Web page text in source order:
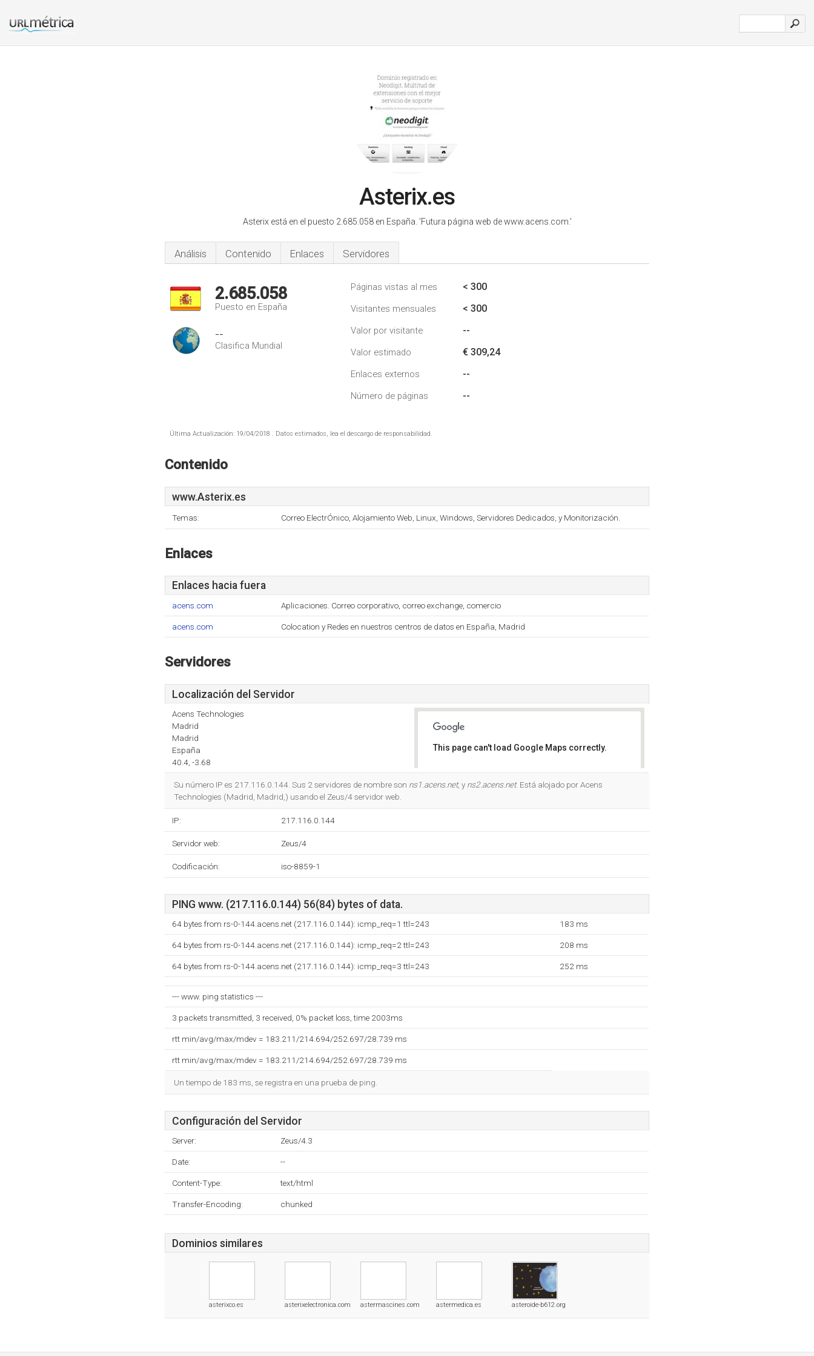
Asterix.es
Asterix está en el puesto 2.685.058 en España. 'Futura página web de www.acens.com.'
Análisis Contenido Enlaces Servidores
2.685.058
Puesto en España
--
Clasifica Mundial
Páginas vistas al mes < 300
Visitantes mensuales < 300
Valor por visitante --
Valor estimado € 309,24
Enlaces externos --
Número de páginas --
Última Actualización: 19/04/2018 . Datos estimados, lea el descargo de responsabilidad.
Contenido
www.Asterix.es
Temas: Correo ElectrÓnico, Alojamiento Web, Linux, Windows, Servidores Dedicados, y Monitorización.
Enlaces
Enlaces hacia fuera
acens.com Aplicaciones. Correo corporativo, correo exchange, comercio
acens.com Colocation y Redes en nuestros centros de datos en España, Madrid
Servidores
Localización del Servidor
Acens Technologies
Madrid
Madrid
España
40.4, -3.68
This page can't load Google Maps correctly.
Su número IP es 217.116.0.144. Sus 2 servidores de nombre son ns1.acens.net, y ns2.acens.net. Está alojado por Acens
Technologies (Madrid, Madrid,) usando el Zeus/4 servidor web.
IP: 217.116.0.144
Servidor web: Zeus/4
Codificación: iso-8859-1
PING www. (217.116.0.144) 56(84) bytes of data.
64 bytes from rs-0-144.acens.net (217.116.0.144): icmp_req=1 ttl=243 183 ms
64 bytes from rs-0-144.acens.net (217.116.0.144): icmp_req=2 ttl=243 208 ms
64 bytes from rs-0-144.acens.net (217.116.0.144): icmp_req=3 ttl=243 252 ms
--- www. ping statistics ---
3 packets transmitted, 3 received, 0% packet loss, time 2003ms
rtt min/avg/max/mdev = 183.211/214.694/252.697/28.739 ms
rtt min/avg/max/mdev = 183.211/214.694/252.697/28.739 ms
Un tiempo de 183 ms, se registra en una prueba de ping.
Configuración del Servidor
Server: Zeus/4.3
Date: --
Content-Type: text/html
Transfer-Encoding: chunked
Dominios similares
asterixco.es asterixelectronica.com astermascines.com astermedica.es asteroide-b612.org